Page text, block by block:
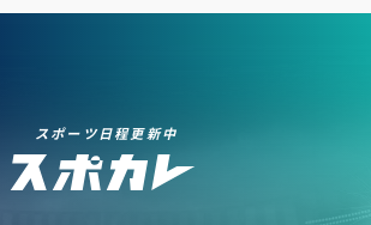
スポーツ日程更新中